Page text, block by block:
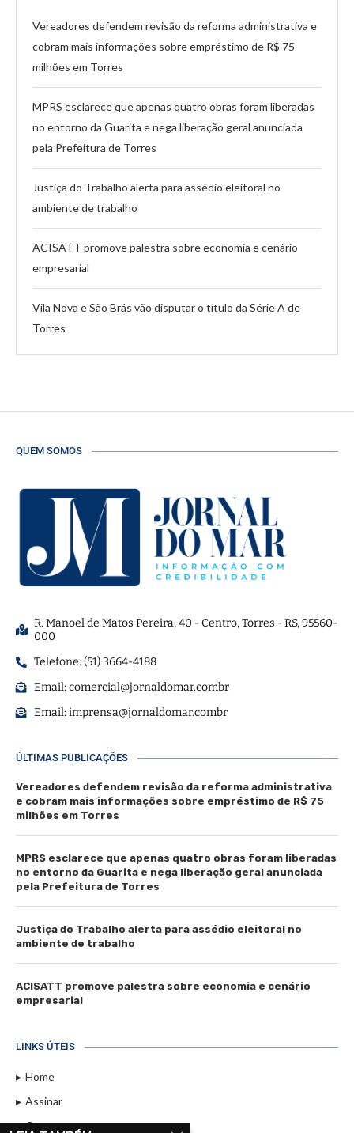
Vereadores defendem revisão da reforma administrativa e
cobram mais informações sobre empréstimo de R$ 75
milhões em Torres
MPRS esclarece que apenas quatro obras foram liberadas
no entorno da Guarita e nega liberação geral anunciada
pela Prefeitura de Torres
Justiça do Trabalho alerta para assédio eleitoral no
ambiente de trabalho
ACISATT promove palestra sobre economia e cenário
empresarial
Vila Nova e São Brás vão disputar o título da Série A de
Torres
QUEM SOMOS
R. Manoel de Matos Pereira, 40 - Centro, Torres - RS, 95560-
000
Telefone: (51) 3664-4188
Email:comercial@jornaldomar.combr
Email:imprensa@jornaldomar.combr
ÚLTIMAS PUBLICAÇÕES
Vereadores defendem revisão da reforma administrativa
e cobram mais informações sobre empréstimo de R$ 75
milhões em Torres
MPRS esclarece que apenas quatro obras foram liberadas
no entorno da Guarita e nega liberação geral anunciada
pela Prefeitura de Torres
Justiça do Trabalho alerta para assédio eleitoral no
ambiente de trabalho
ACISATT promove palestra sobre economia e cenário
empresarial
LINKS ÚTEIS
Home
Assinar
Contato